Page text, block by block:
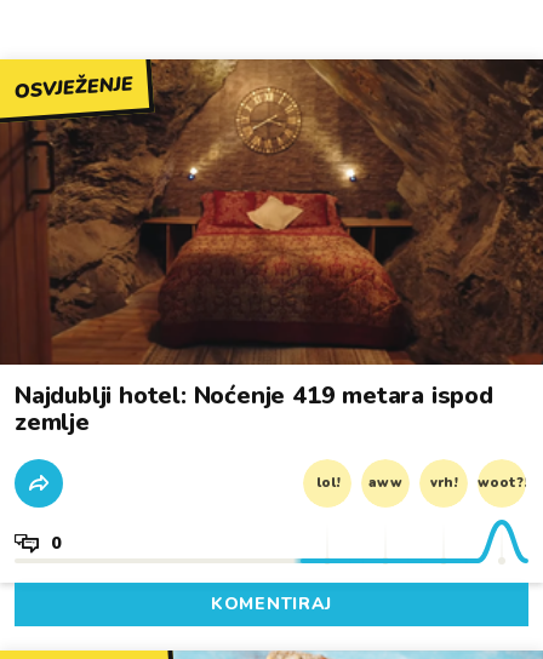
OSVJEŽENJE
Najdublji hotel: Noćenje 419 metara ispod
zemlje
lol! aww vrh! woot?!
0
KOMENTIRAJ